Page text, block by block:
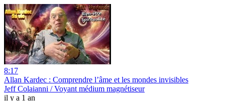
8:17
Allan Kardec : Comprendre l’âme et les mondes invisibles
Jeff Colaianni / Voyant médium magnétiseur
il y a 1 an